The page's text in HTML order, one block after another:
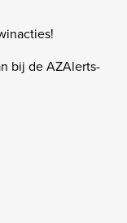
bij de AZAlerts-